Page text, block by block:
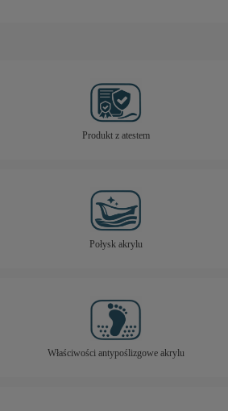
Produkt z atestem
Połysk akrylu
Właściwości antypoślizgowe akrylu